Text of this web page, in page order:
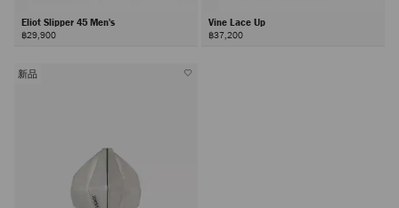
Eliot Slipper 45 Men's
฿29,900
Vine Lace Up
฿37,200
新品